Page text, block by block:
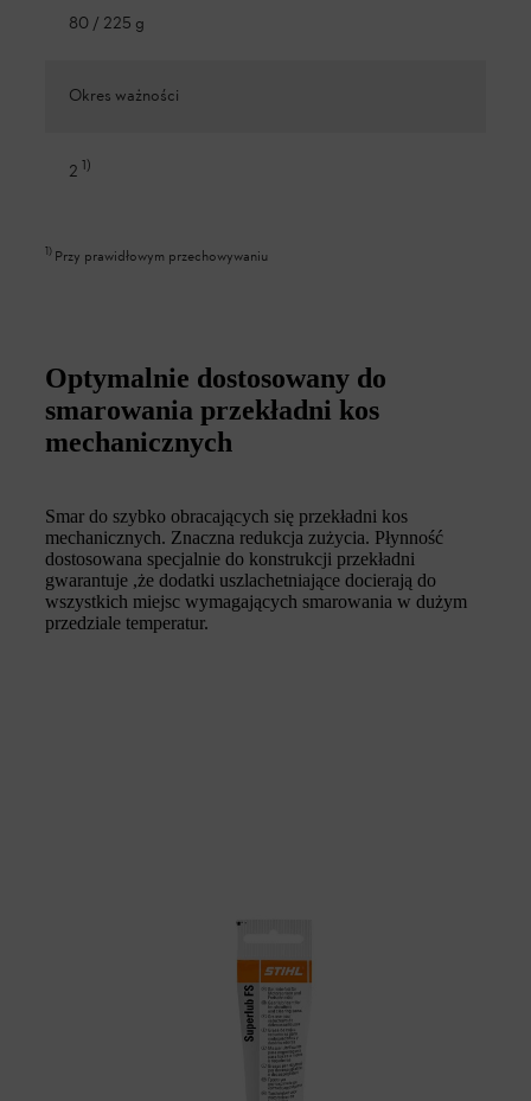
80 / 225 g
Okres ważności
2 1)
1) Przy prawidłowym przechowywaniu
Optymalnie dostosowany do
smarowania przekładni kos
mechanicznych
Smar do szybko obracających się przekładni kos
mechanicznych. Znaczna redukcja zużycia. Płynność
dostosowana specjalnie do konstrukcji przekładni
gwarantuje ,że dodatki uszlachetniające docierają do
wszystkich miejsc wymagających smarowania w dużym
przedziale temperatur.